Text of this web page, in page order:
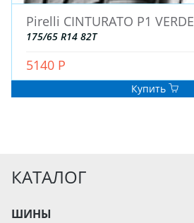
Pirelli CINTURATO P1 VERDE
175/65 R14 82T
5140 Р
Купить
КАТАЛОГ
ШИНЫ